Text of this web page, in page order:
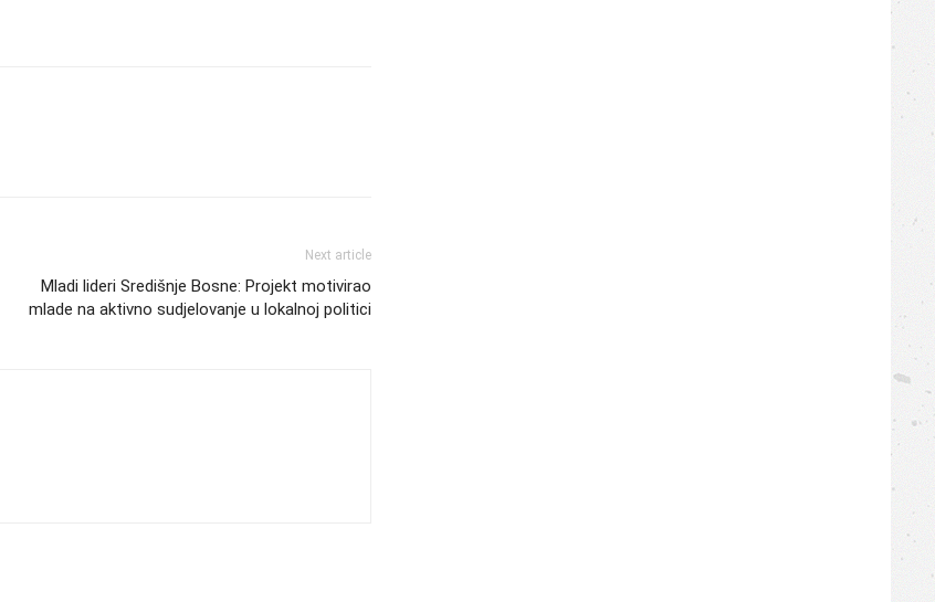
Next article
Mladi lideri Središnje Bosne: Projekt motivirao
mlade na aktivno sudjelovanje u lokalnoj politici